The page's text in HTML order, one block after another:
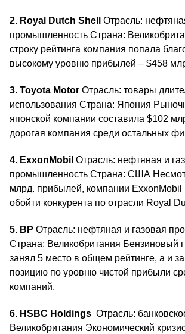
2. Royal Dutch Shell
Отрасль:
промышленность Страна:
строку рейтинга компания попала
высокому уровню прибылей – $458
3. Toyota Motor Отрасль: товары
использования Страна: Япония
японской компании составила $102
дорогая компания среди остальных
4. ExxonMobil Отрасль: нефтяная и
промышленность Страна: США
млрд. прибылей, компании ExxonMobil
обойти конкурента по отрасли Royal
5. BP Отрасль: нефтяная и газовая
Страна: Великобритания Бензиновый
занял 5 место в общем рейтинге, а и
позицию по уровню чистой прибыли
компаний.
6. HSBC Holdings Отрасль:
Великобритания Экономический